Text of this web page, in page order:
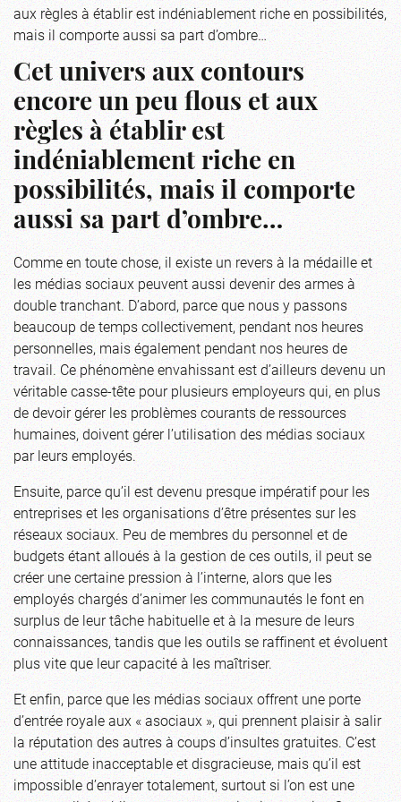
aux règles à établir est indéniablement riche en possibilités,
mais il comporte aussi sa part d’ombre…
Cet univers aux contours
encore un peu flous et aux
règles à établir est
indéniablement riche en
possibilités, mais il comporte
aussi sa part d’ombre…
Comme en toute chose, il existe un revers à la médaille et
les médias sociaux peuvent aussi devenir des armes à
double tranchant. D’abord, parce que nous y passons
beaucoup de temps collectivement, pendant nos heures
personnelles, mais également pendant nos heures de
travail. Ce phénomène envahissant est d’ailleurs devenu un
véritable casse-tête pour plusieurs employeurs qui, en plus
de devoir gérer les problèmes courants de ressources
humaines, doivent gérer l’utilisation des médias sociaux
par leurs employés.
Ensuite, parce qu’il est devenu presque impératif pour les
entreprises et les organisations d’être présentes sur les
réseaux sociaux. Peu de membres du personnel et de
budgets étant alloués à la gestion de ces outils, il peut se
créer une certaine pression à l’interne, alors que les
employés chargés d’animer les communautés le font en
surplus de leur tâche habituelle et à la mesure de leurs
connaissances, tandis que les outils se raffinent et évoluent
plus vite que leur capacité à les maîtriser.
Et enfin, parce que les médias sociaux offrent une porte
d’entrée royale aux « asociaux », qui prennent plaisir à salir
la réputation des autres à coups d’insultes gratuites. C’est
une attitude inacceptable et disgracieuse, mais qu’il est
impossible d’enrayer totalement, surtout si l’on est une